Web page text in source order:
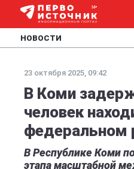
НОВОСТИ
23 октября 2025, 09:42
В Коми
человек
федеральном
В Республике Коми
этапа масштабной